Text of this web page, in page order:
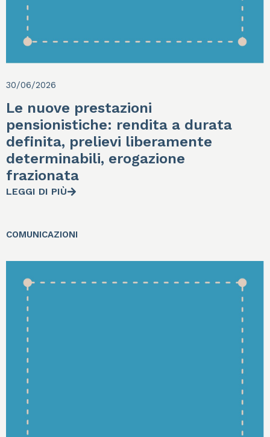
30/06/2026
Le nuove prestazioni
pensionistiche: rendita a durata
definita, prelievi liberamente
determinabili, erogazione
frazionata
LEGGI DI PIÙ
COMUNICAZIONI